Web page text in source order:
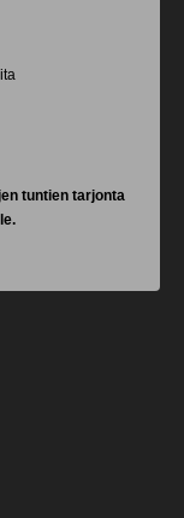
tuntien tarjonta